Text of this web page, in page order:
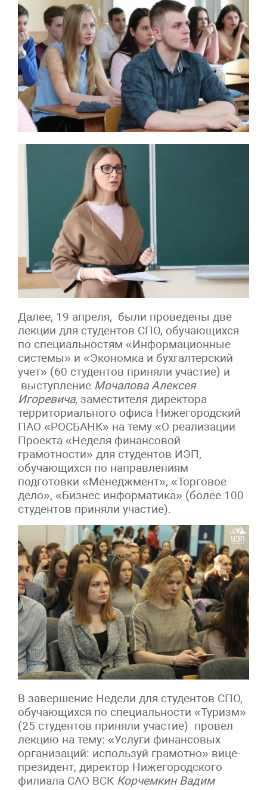
Далее, 19 апреля, были проведены две
лекции для студентов СПО, обучающихся
по специальностям «Информационные
системы» и «Экономка и бухгалтерский
учет» (60 студентов приняли участие) и
выступление Мочалова Алексея
Игоревича, заместителя директора
территориального офиса Нижегородский
ПАО «РОСБАНК» на тему «О реализации
Проекта «Неделя финансовой
грамотности» для студентов ИЭП,
обучающихся по направлениям
подготовки «Менеджмент», «Торговое
дело», «Бизнес информатика» (более 100
студентов приняли участие).
В завершение Недели для студентов СПО,
обучающихся по специальности «Туризм»
(25 студентов приняли участие) провел
лекцию на тему: «Услуги финансовых
организаций: используй грамотно» вице-
президент, директор Нижегородского
филиала САО ВСК Корчемкин Вадим